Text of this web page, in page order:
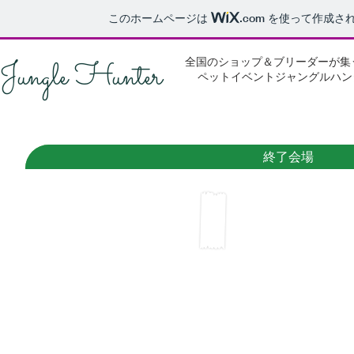
このホームページは .comを使って作成さ
Jungle Hunter
全国のショップ＆ブリーダーが
ペットイベントジャングルハ
終了会場